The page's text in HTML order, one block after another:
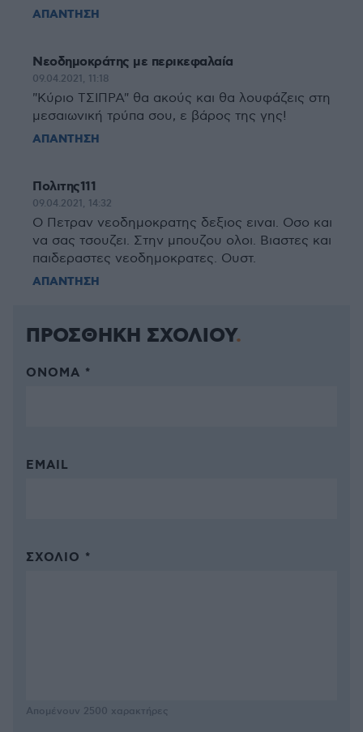
ΑΠΑΝΤΗΣΗ
Νεοδημοκράτης με περικεφαλαία
09.04.2021, 11:18
"Κύριο ΤΣΙΠΡΑ" θα ακούς και θα λουφάζεις στη
μεσαιωνική τρύπα σου, ε βάρος της γης!
ΑΠΑΝΤΗΣΗ
Πολιτης111
09.04.2021, 14:32
Ο Πετραν νεοδημοκρατης δεξιος ειναι. Οσο και
να σας τσουζει. Στην μπουζου ολοι. Βιαστες και
παιδεραστες νεοδημοκρατες. Ουστ.
ΑΠΑΝΤΗΣΗ
ΠΡΟΣΘΗΚΗ ΣΧΟΛΙΟΥ
ΌΝΟΜΑ *
EMAIL
ΣΧΌΛΙΟ *
Απομένουν 2500 χαρακτήρες